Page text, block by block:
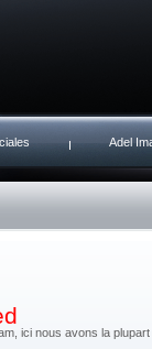
Adel
ici nous avons la